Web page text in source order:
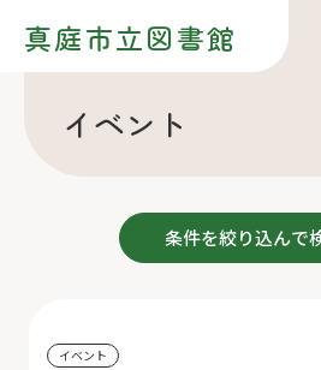
真庭市立図書館
イベント
条件を絞り込んで
イベント